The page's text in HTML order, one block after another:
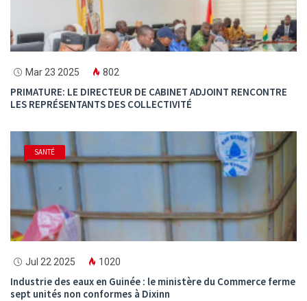
Mar 23 2025 802
PRIMATURE: LE DIRECTEUR DE CABINET ADJOINT RENCONTRE
LES REPRÉSENTANTS DES COLLECTIVITÉ
SANTÉ
Jul 22 2025 1020
Industrie des eaux en Guinée : le ministère du Commerce ferme
sept unités non conformes à Dixinn